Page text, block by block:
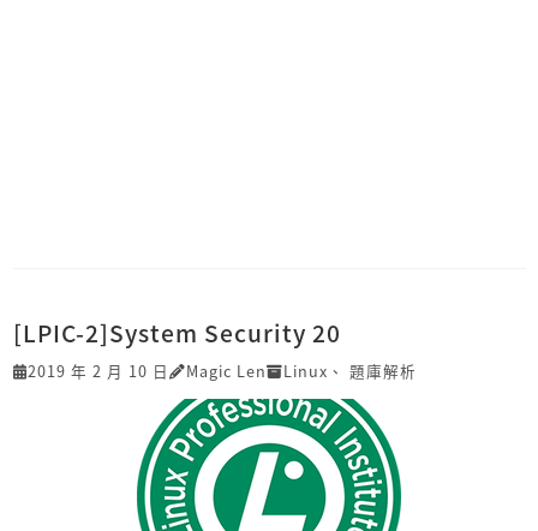
[LPIC-2]System Security 20
2019 年 2 月 10 日 Magic Len Linux 、 題庫解析